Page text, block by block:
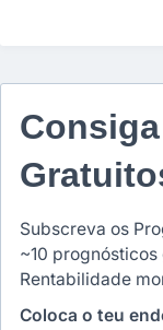
Subscreva os
~10
Rentabilidade
Coloca o teu